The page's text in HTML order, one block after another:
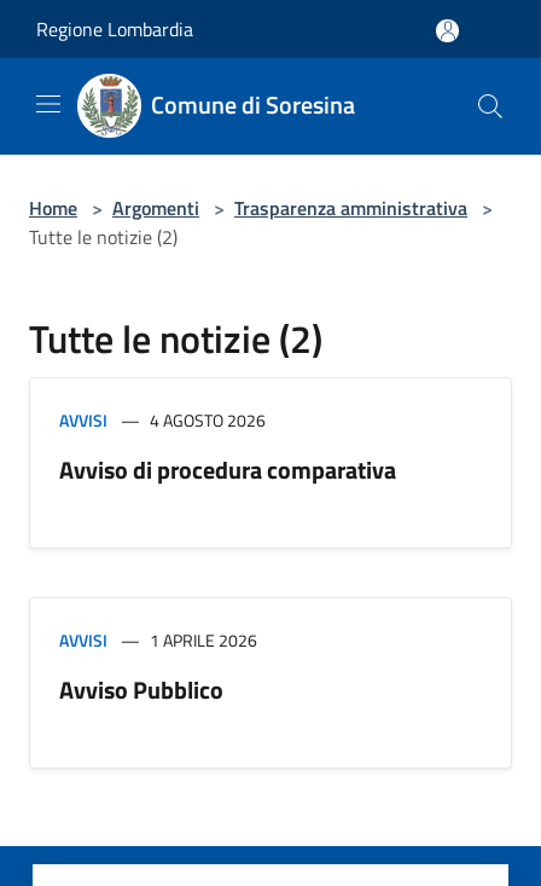
Regione Lombardia
Comune di Soresina
Home > Argomenti > Trasparenza amministrativa >
Tutte le notizie (2)
Tutte le notizie (2)
AVVISI 4 AGOSTO 2026
Avviso di procedura comparativa
AVVISI 1 APRILE 2026
Avviso Pubblico